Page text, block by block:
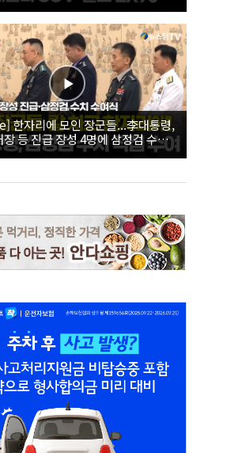
한자리에 모인 장군들...李대통령,
등 진급 장성 4명에 삼정검 수치
26.08.07 장성 진급·삼정검 수치